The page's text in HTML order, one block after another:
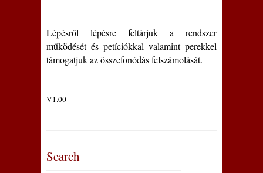
Lépésről lépésre feltárjuk a rendszer
működését és petíciókkal valamint perekkel
támogatjuk az összefonódás felszámolását.
V1.00
Search